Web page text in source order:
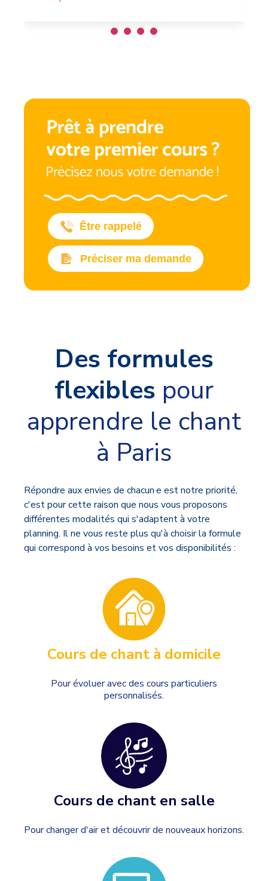
Être rappelé
Préciser ma demande
Des formules
flexibles pour
apprendre le chant
à Paris
Répondre aux envies de chacun·e est notre priorité,
c'est pour cette raison que nous vous proposons
différentes modalités qui s'adaptent à votre
planning. Il ne vous reste plus qu'à choisir la formule
qui correspond à vos besoins et vos disponibilités :
Cours de chant à domicile
Pour évoluer avec des cours particuliers
personnalisés.
Cours de chant en salle
Pour changer d'air et découvrir de nouveaux horizons.